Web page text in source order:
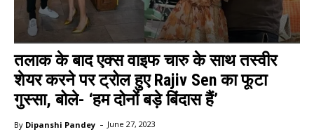
तलाक के बाद एक्स वाइफ चारु के साथ तस्वीर
शेयर करने पर ट्रोल हुए Rajiv Sen का फूटा
गुस्सा, बोले- ‘हम दोनों बड़े बिंदास हैं’
By Dipanshi Pandey - June 27, 2023